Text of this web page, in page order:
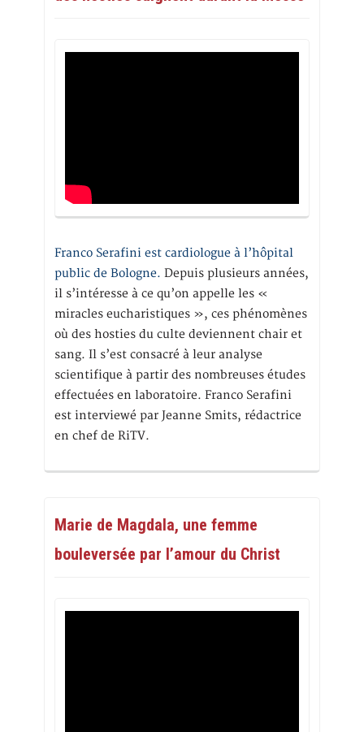
Franco Serafini est cardiologue à l’hôpital
public de Bologne. Depuis plusieurs années,
il s’intéresse à ce qu’on appelle les «
miracles eucharistiques », ces phénomènes
où des hosties du culte deviennent chair et
sang. Il s’est consacré à leur analyse
scientifique à partir des nombreuses études
effectuées en laboratoire. Franco Serafini
est interviewé par Jeanne Smits, rédactrice
en chef de RiTV.
Marie de Magdala, une femme
bouleversée par l’amour du Christ